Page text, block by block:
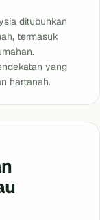
ditubuhkan
termasuk
yang
hartanah.